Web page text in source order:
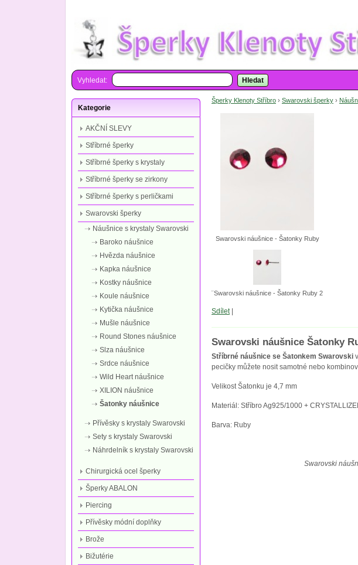
Vyhledat: Hledat
Šperky Klenoty Stříbro › Swarovski šperky ›
Swarovski náušnice - Šatonky Ruby
¨Swarovski náušnice - Šatonky Ruby 2
Sdílet
Swarovski náušnice Šatonky
Stříbrné náušnice se Šatonkem Swarovski
pecičky můžete nosit samotné nebo
Velikost Šatonku je 4,7 mm
Materiál: Stříbro Ag925/1000 +
Barva: Ruby
Swarovski
Kategorie
AKČNÍ SLEVY
Stříbrné šperky
Stříbrné šperky s krystaly
Stříbrné šperky se zirkony
Stříbrné šperky s perličkami
Swarovski šperky
Náušnice s krystaly Swarovski
Baroko náušnice
Hvězda náušnice
Kapka náušnice
Kostky náušnice
Koule náušnice
Kytička náušnice
Mušle náušnice
Round Stones náušnice
Slza náušnice
Srdce náušnice
Wild Heart náušnice
XILION náušnice
Šatonky náušnice
Přívěsky s krystaly Swarovski
Sety s krystaly Swarovski
Náhrdelník s krystaly Swarovski
Chirurgická ocel šperky
Šperky ABALON
Piercing
Přívěsky módní doplňky
Brože
Bižutérie